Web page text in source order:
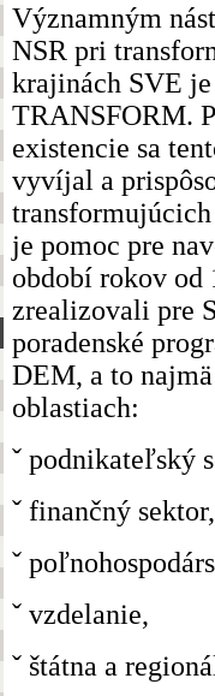
Významným
NSR pri
krajinách SVE
TRANSFORM.
existencie sa
vyvíjal a
je pomoc pre
období rokov od
zrealizovali pre
poradenské
DEM, a to
oblastiach:
ˇ podnikateľský
ˇ finančný sektor,
ˇ
ˇ vzdelanie,
ˇ štátna a